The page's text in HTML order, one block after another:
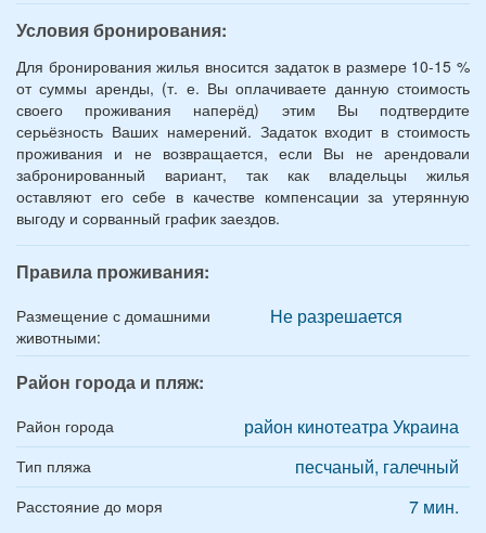
Условия бронирования:
Для бронирования жилья вносится задаток в размере 10-15 %
от суммы аренды, (т. е. Вы оплачиваете данную стоимость
своего проживания наперёд) этим Вы подтвердите
серьёзность Ваших намерений. Задаток входит в стоимость
проживания и не возвращается, если Вы не арендовали
забронированный вариант, так как владельцы жилья
оставляют его себе в качестве компенсации за утерянную
выгоду и сорванный график заездов.
Правила проживания:
Размещение с домашними
животными:
Не разрешается
Район города и пляж:
Район города район кинотеатра Украина
Тип пляжа песчаный, галечный
Расстояние до моря
7 мин.